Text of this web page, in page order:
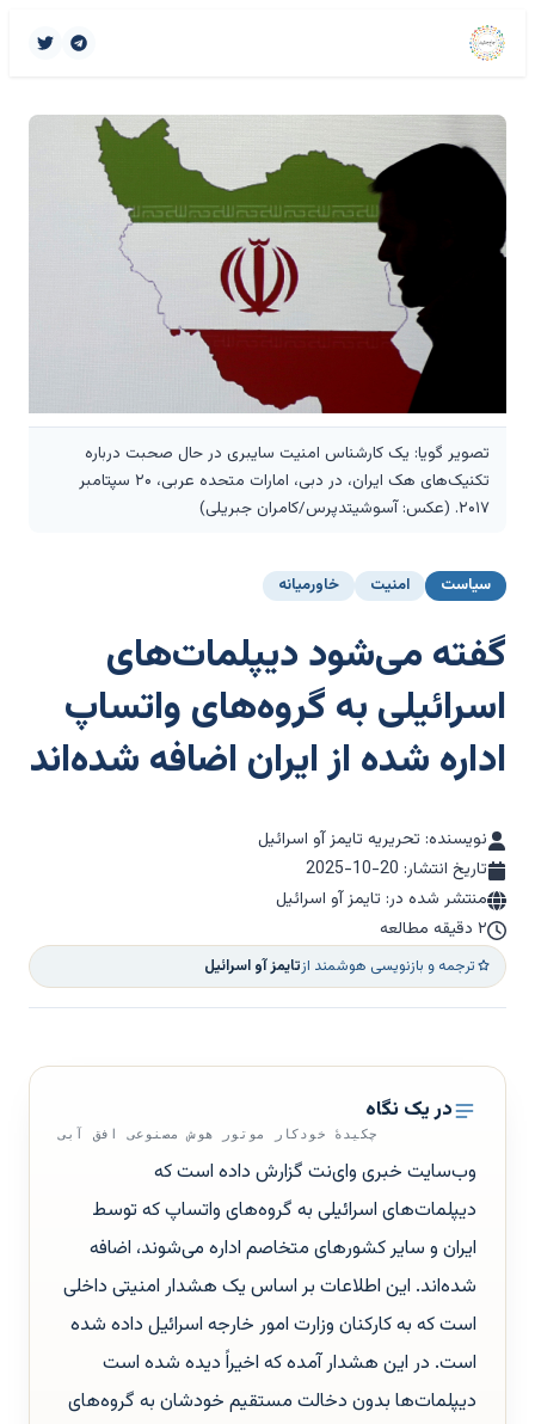
تصویر گویا: یک کارشناس امنیت سایبری در حال صحبت درباره
تکنیک‌های هک ایران، در دبی، امارات متحده عربی، ۲۰ سپتامبر
۲۰۱۷. (عکس: آسوشیتدپرس/کامران جبریلی)
سیاست امنیت خاورمیانه
گفته می‌شود دیپلمات‌های
اسرائیلی به گروه‌های واتساپ
اداره شده از ایران اضافه شده‌اند
نویسنده: تحریریه تایمز آو اسرائیل
تاریخ انتشار: 2025-10-20
منتشر شده در: تایمز آو اسرائیل
۲ دقیقه مطالعه
ترجمه و بازنویسی هوشمند ازتایمز آو اسرائیل
در یک نگاه
چکیدهٔ خودکار موتور هوش مصنوعی افق آبی
وب‌سایت خبری وای‌نت گزارش داده است که
دیپلمات‌های اسرائیلی به گروه‌های واتساپ که توسط
ایران و سایر کشورهای متخاصم اداره می‌شوند، اضافه
شده‌اند. این اطلاعات بر اساس یک هشدار امنیتی داخلی
است که به کارکنان وزارت امور خارجه اسرائیل داده شده
است. در این هشدار آمده که اخیراً دیده شده است
دیپلمات‌ها بدون دخالت مستقیم خودشان به گروه‌های